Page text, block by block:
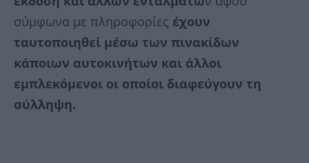
σύμφωνα με πληροφορίες έχουν
ταυτοποιηθεί μέσω των πινακίδων
κάποιων αυτοκινήτων και άλλοι
εμπλεκόμενοι οι οποίοι διαφεύγουν τη
σύλληψη.